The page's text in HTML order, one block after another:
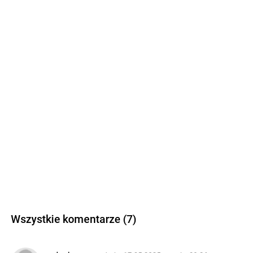
Wszystkie komentarze (7)